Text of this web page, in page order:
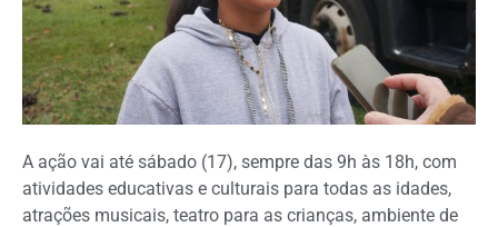
A ação vai até sábado (17), sempre das 9h às 18h, com
atividades educativas e culturais para todas as idades,
atrações musicais, teatro para as crianças, ambiente de